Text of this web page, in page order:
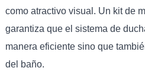
como atractivo visual. Un kit de
garantiza que el sistema de
manera eficiente sino que
del baño.